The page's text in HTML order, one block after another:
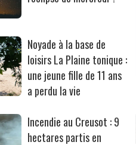
Noyade à la base de
loisirs La Plaine tonique :
une jeune fille de 11 ans
a perdu la vie
Incendie au Creusot : 9
hectares partis en